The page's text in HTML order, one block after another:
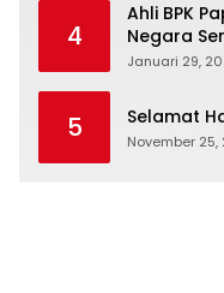
4
Ahli BPK
Negara
Januari 29,
5 Selamat
November 25,